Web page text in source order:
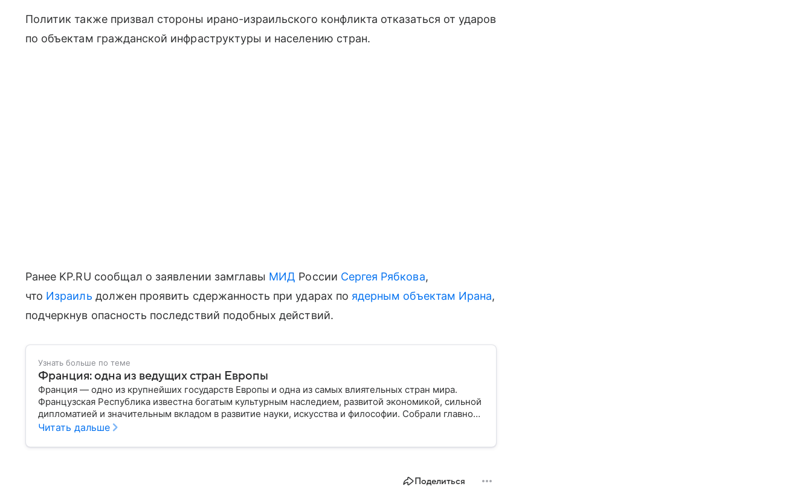
Политик также призвал стороны ирано-израильского конфликта отказаться от ударов
по объектам гражданской инфраструктуры и населению стран.
Ранее KP.RU сообщал о заявлении замглавы МИД России Сергея Рябкова,
что Израиль должен проявить сдержанность при ударах по ядерным объектам Ирана,
подчеркнув опасность последствий подобных действий.
Узнать больше по теме
Франция: одна из ведущих стран Европы
Франция — одно из крупнейших государств Европы и одна из самых влиятельных стран мира.
Французская Республика известна богатым культурным наследием, развитой экономикой, сильной
дипломатией и значительным вкладом в развитие науки, искусства и философии. Собрали главное
о ней.
Читать дальше
Поделиться